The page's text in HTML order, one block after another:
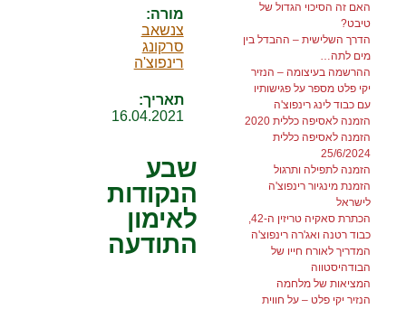
האם זה הסיכוי הגדול של
טיבט?
הדרך השלישית – ההבדל בין
מים לתה…
ההרשמה בעיצומה – הנזיר
יקי פלט מספר על פגישותיו
עם כבוד לינג רינפוצ'ה
הזמנה לאסיפה כללית 2020
הזמנה לאסיפה כללית
25/6/2024
הזמנה לתפילה ותרגול
הזמנת מינגיור רינפוצ'ה
לישראל
הכתרת סאקיה טריזין ה-42,
כבוד רטנה ואג'רה רינפוצ'ה
המדריך לאורח חייו של
הבודהיסטווה
המציאות של מלחמה
הנזיר יקי פלט – על חווית
מורה:
צנשאב
סרקונג
רינפוצ'ה
תאריך:
16.04.2021
שבע
הנקודות
לאימון
התודעה